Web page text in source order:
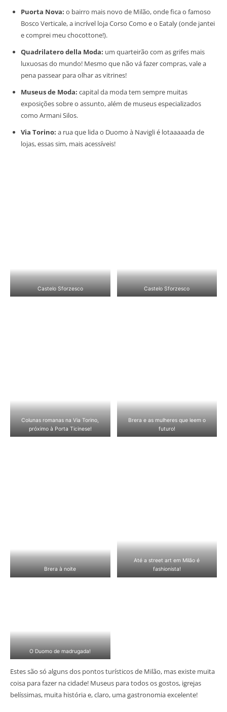
Puorta Nova: o bairro mais novo de Milão, onde fica o famoso
Bosco Verticale, a incrível loja Corso Como e o Eataly (onde jantei
e comprei meu chocottone!).
Quadrilatero della Moda: um quarteirão com as grifes mais
luxuosas do mundo! Mesmo que não vá fazer compras, vale a
pena passear para olhar as vitrines!
Museus de Moda: capital da moda tem sempre muitas
exposições sobre o assunto, além de museus especializados
como Armani Silos.
Via Torino: a rua que lida o Duomo à Navigli é lotaaaaada de
lojas, essas sim, mais acessíveis!
Castelo Sforzesco Castelo Sforzesco
Colunas romanas na Via Torino,
próximo à Porta Ticinese!
Brera e as mulheres que leem o
futuro!
Brera à noite
Até a street art em Milão é
fashionista!
O Duomo de madrugada!
Estes são só alguns dos pontos turísticos de Milão, mas existe muita
coisa para fazer na cidade! Museus para todos os gostos, igrejas
belíssimas, muita história e, claro, uma gastronomia excelente!